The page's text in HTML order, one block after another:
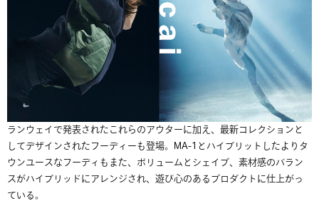
ランウェイで発表されたこれらのアウターに加え、最新コレクションと
してデザインされたフーディーも登場。MA-1とハイブリットしたよりタ
ウンユースなフーディもまた、ボリュームとシェイプ、素材感のバラン
スがハイブリッドにアレンジされ、遊び心のあるプロダクトに仕上がっ
ている。